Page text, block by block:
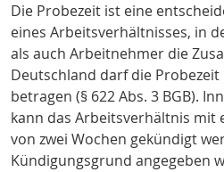
Die Probezeit ist eine
eines Arbeitsverhältnisses, in
als auch Arbeitnehmer die
Deutschland darf die
betragen (§ 622 Abs. 3 BGB).
kann das Arbeitsverhältnis mit
von zwei Wochen gekündigt
Kündigungsgrund angegeben